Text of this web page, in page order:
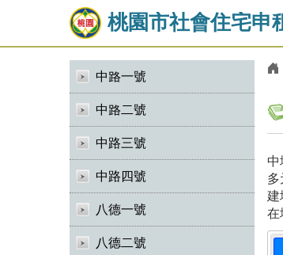
桃園市社會住宅申
中路一號
中路二號
中路三號
中路四號
八德一號
八德二號
中
多
建
在